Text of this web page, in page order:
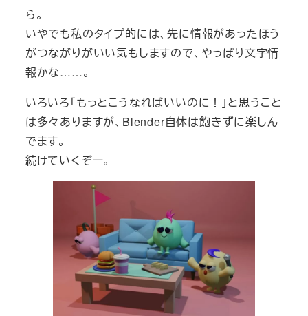
ら。
いやでも私のタイプ的には、先に情報があったほう
がつながりがいい気もしますので、やっぱり文字情
報かな……。
いろいろ「もっとこうなればいいのに！」と思うこと
は多々ありますが、Blender自体は飽きずに楽しん
でます。
続けていくぞー。